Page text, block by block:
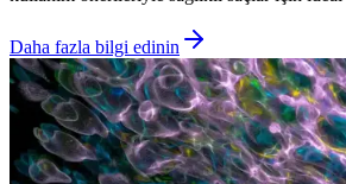
Daha fazla bilgi edinin